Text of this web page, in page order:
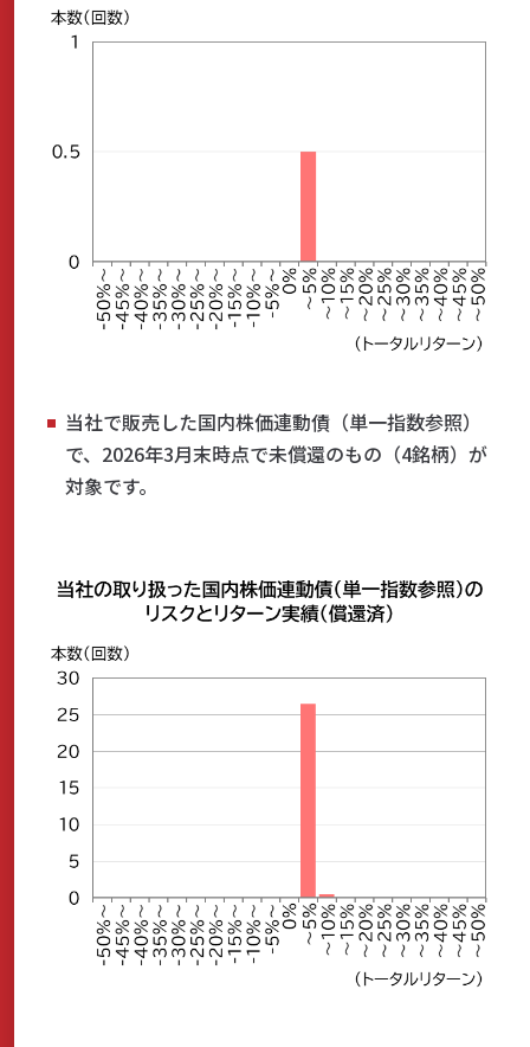
当社で販売した国内株価連動債（単一指数参照）
で、2026年3月末時点で未償還のもの（4銘柄）が
対象です。